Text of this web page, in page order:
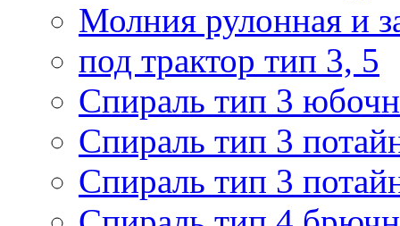
Молния рулонная и
под трактор тип 3, 5
Спираль тип 3
Спираль тип 3
Спираль тип 3